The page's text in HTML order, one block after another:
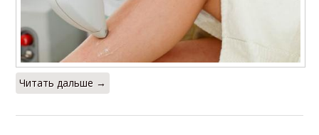
Читать дальше →